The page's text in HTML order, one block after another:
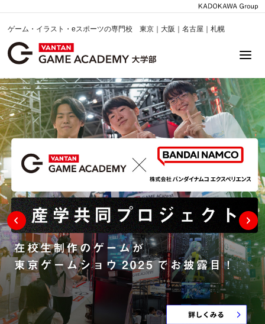
ゲーム・イラスト・eスポーツの専門校 東京｜大阪｜名古屋｜札幌